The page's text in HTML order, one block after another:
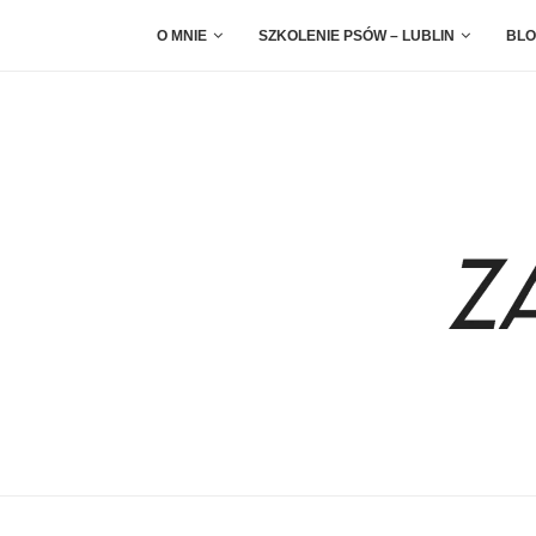
O MNIE SZKOLENIE PSÓW – LUBLIN